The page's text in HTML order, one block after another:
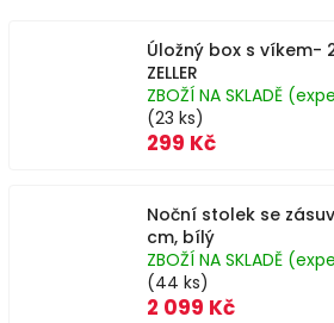
Úložný box s víkem-
ZELLER
ZBOŽÍ NA SKLADĚ
(23 ks)
299 Kč
Noční stolek se
cm, bílý
ZBOŽÍ NA SKLADĚ
(44 ks)
2 099 Kč